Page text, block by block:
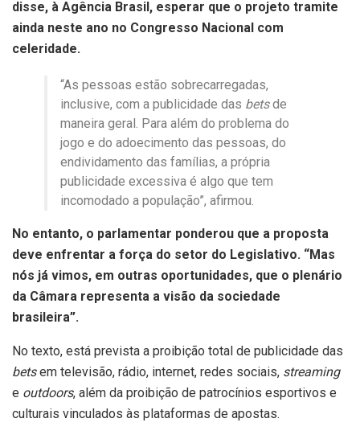
disse, à Agência Brasil, esperar que o projeto tramite
ainda neste ano no Congresso Nacional com
celeridade.
“As pessoas estão sobrecarregadas,
inclusive, com a publicidade das betsde
maneira geral. Para além do problema do
jogo e do adoecimento das pessoas, do
endividamento das famílias, a própria
publicidade excessiva é algo que tem
incomodado a população”, afirmou.
No entanto, o parlamentar ponderou que a proposta
deve enfrentar a força do setor do Legislativo. “Mas
nós já vimos, em outras oportunidades, que o plenário
da Câmara representa a visão da sociedade
brasileira”.
No texto, está prevista a proibição total de publicidade das
betsem televisão, rádio, internet, redes sociais, streaming
e outdoors, além da proibição de patrocínios esportivos e
culturais vinculados às plataformas de apostas.